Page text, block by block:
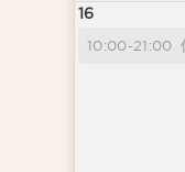
16
10:00-21:00